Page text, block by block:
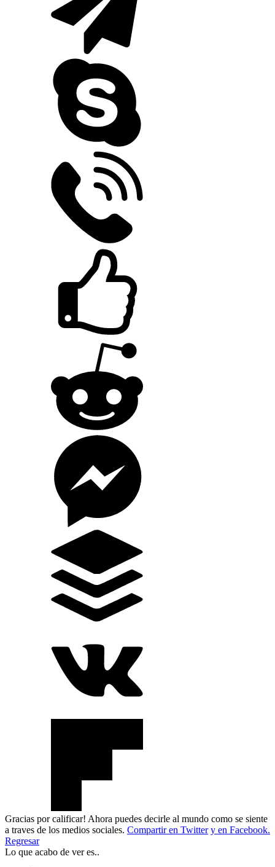
Gracias por calificar! Ahora puedes decirle al mundo como se siente
a traves de los medios sociales. Compartir en Twitter y en Facebook.
Regresar
Lo que acabo de ver es..